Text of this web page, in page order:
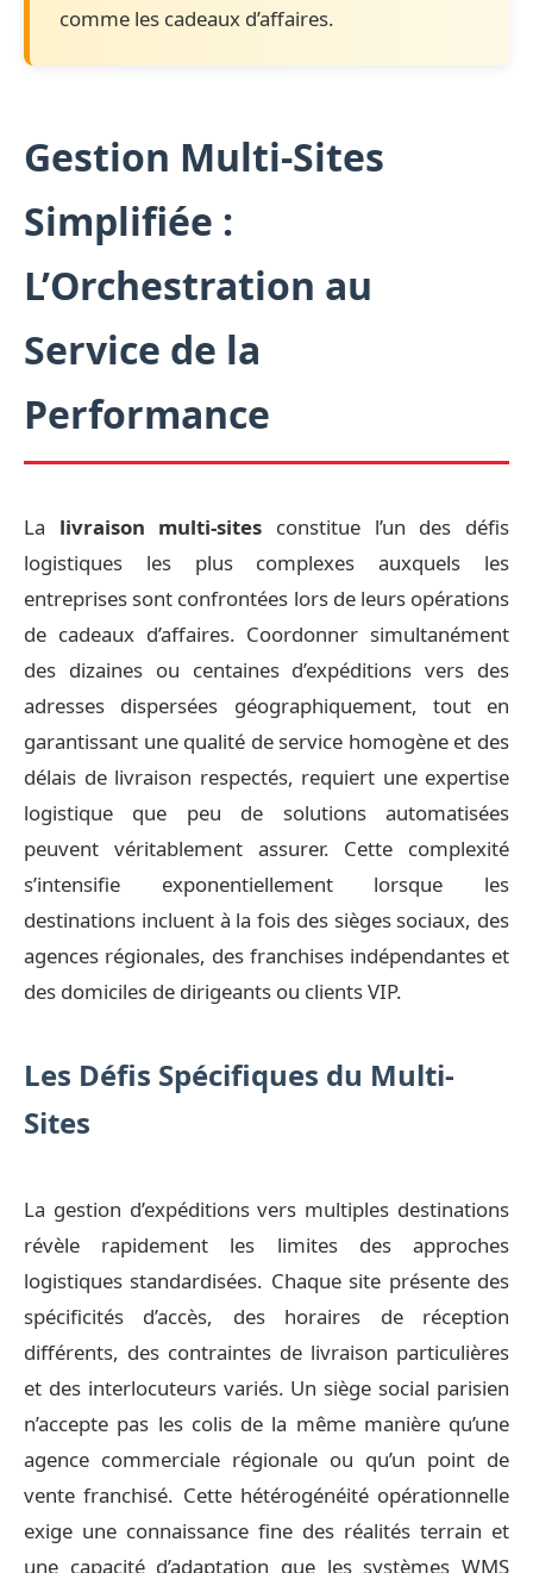
comme les cadeaux d’affaires.
Gestion Multi-Sites
Simplifiée :
L’Orchestration au
Service de la
Performance
La livraison multi-sites constitue l’un des défis
logistiques les plus complexes auxquels les
entreprises sont confrontées lors de leurs opérations
de cadeaux d’affaires. Coordonner simultanément
des dizaines ou centaines d’expéditions vers des
adresses dispersées géographiquement, tout en
garantissant une qualité de service homogène et des
délais de livraison respectés, requiert une expertise
logistique que peu de solutions automatisées
peuvent véritablement assurer. Cette complexité
s’intensifie exponentiellement lorsque les
destinations incluent à la fois des sièges sociaux, des
agences régionales, des franchises indépendantes et
des domiciles de dirigeants ou clients VIP.
Les Défis Spécifiques du Multi-
Sites
La gestion d’expéditions vers multiples destinations
révèle rapidement les limites des approches
logistiques standardisées. Chaque site présente des
spécificités d’accès, des horaires de réception
différents, des contraintes de livraison particulières
et des interlocuteurs variés. Un siège social parisien
n’accepte pas les colis de la même manière qu’une
agence commerciale régionale ou qu’un point de
vente franchisé. Cette hétérogénéité opérationnelle
exige une connaissance fine des réalités terrain et
une capacité d’adaptation que les systèmes WMS